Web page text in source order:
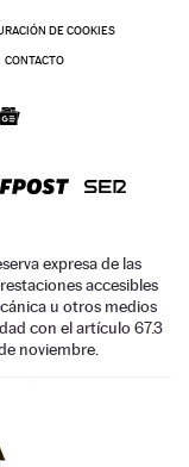
DE COOKIES
CONTACTO
expresa de las
accesibles
u otros medios
con el artículo 67.3
noviembre.